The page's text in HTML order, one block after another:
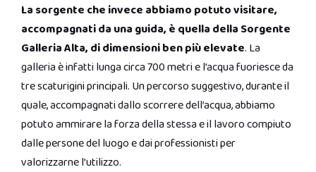
La sorgente che invece abbiamo potuto visitare,
accompagnati da una guida, è quella della Sorgente
Galleria Alta, di dimensioni ben più elevate. La
galleria è infatti lunga circa 700 metri e l’acqua fuoriesce da
tre scaturigini principali. Un percorso suggestivo, durante il
quale, accompagnati dallo scorrere dell’acqua, abbiamo
potuto ammirare la forza della stessa e il lavoro compiuto
dalle persone del luogo e dai professionisti per
valorizzarne l’utilizzo.